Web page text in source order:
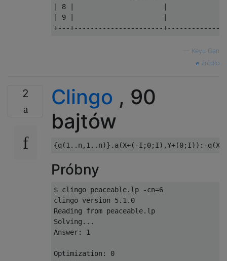
| 8 |                      |
| 9 |                      |
Keyu Gan
źródło
2 Clingo , 90
bajtów
Próbny
$ clingo peaceable.lp -cn=6
clingo version 5.1.0
Reading from peaceable.lp
Solving...
Answer: 1
Optimization: 0